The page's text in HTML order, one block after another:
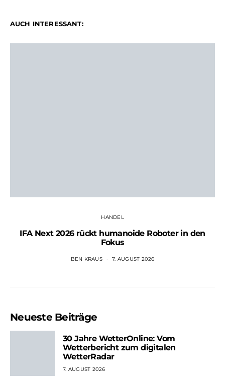
AUCH INTERESSANT:
HANDEL
IFA Next 2026 rückt humanoide Roboter in den
Fokus
BEN KRAUS 7. AUGUST 2026
Neueste Beiträge
30 Jahre WetterOnline: Vom
Wetterbericht zum digitalen
WetterRadar
7. AUGUST 2026